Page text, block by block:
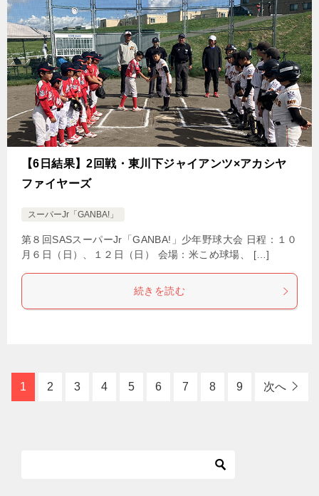
【6日結果】2回戦・東川下ジャイアンツ×アカシヤ
ファイヤーズ
スーパーJr「GANBA!」
第８回SASスーパーJr「GANBA!」少年野球大会 日程：１０
月６日（日）、１２日（日） 会場：米こめ球場、 […]
続きを読む
1 2 3 4 5 6 7 8 9 次へ